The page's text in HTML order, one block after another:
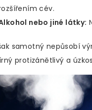
cév.
nebo jiné látky:
samotný nepůsobí
protizánětlivý a